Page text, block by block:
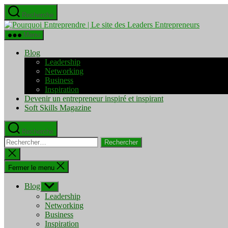
Aller
au
contenu
Recherche
Pourquoi
Menu
Blog
Leadership
Networking
Business
Inspiration
Devenir un entrepreneur inspiré et inspirant
Soft Skills Magazine
Recherche
Rechercher :
Fermer
la
recherche
Fermer le menu
Blog Afficher
le
sous-
menu
Leadership
Networking
Business
Inspiration